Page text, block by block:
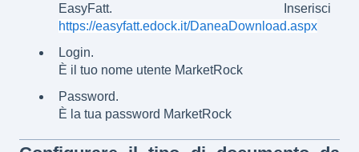
EasyFatt.
Inserisci
https://easyfatt.edock.it/DaneaDownload.aspx
Login.
È il tuo nome utente MarketRock
Password.
È la tua password MarketRock